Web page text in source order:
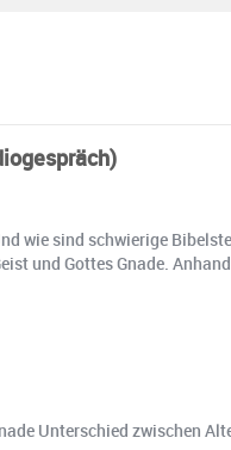
wie sind schwierige
und Gottes Gnade.
Unterschied zwischen